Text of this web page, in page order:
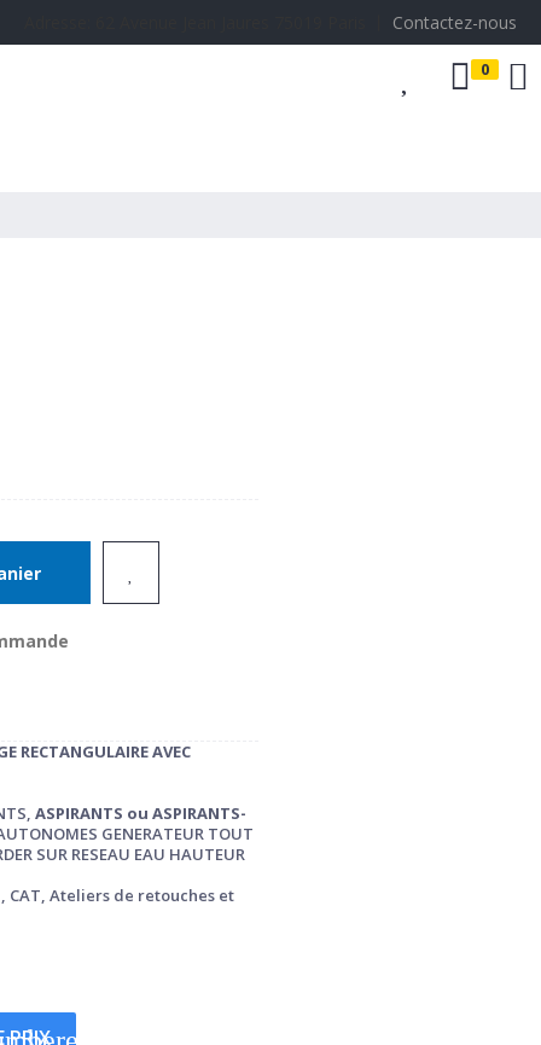
Contactez-nous
0
RECTANGULAIRE AVEC
ASPIRANTS ou ASPIRANTS-
GENERATEUR TOUT
SUR RESEAU EAU HAUTEUR
Ateliers de retouches et
PRIX